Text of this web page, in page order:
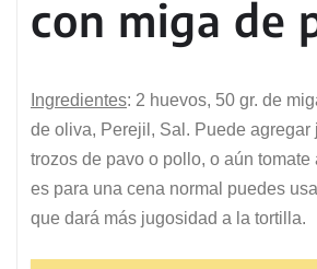
con miga de
Ingredientes: 2 huevos, 50 gr. de
de oliva, Perejil, Sal. Puede agregar
trozos de pavo o pollo, o aún tomate
es para una cena normal puedes
que dará más jugosidad a la tortilla.